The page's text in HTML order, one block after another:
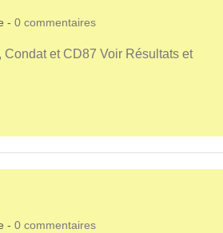
- 0 commentaires
et CD87 Voir Résultats et
- 0 commentaires